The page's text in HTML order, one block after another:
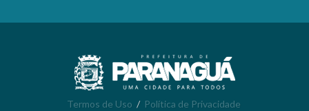
Termos de Uso / Política de Privacidade